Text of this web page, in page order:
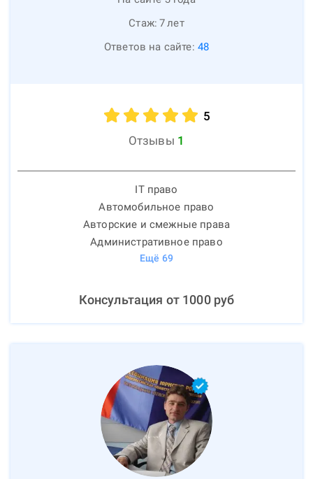
Стаж: 7лет
Ответов на сайте: 48
5
Отзывы 1
IT право
Автомобильное право
Авторские и смежные права
Административное право
Ещё 69
Консультация от 1000руб